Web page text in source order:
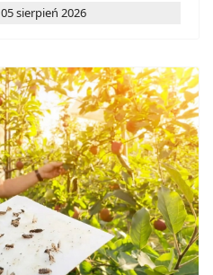
05 sierpień 2026